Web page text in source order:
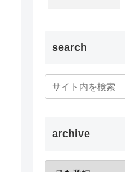
search
archive